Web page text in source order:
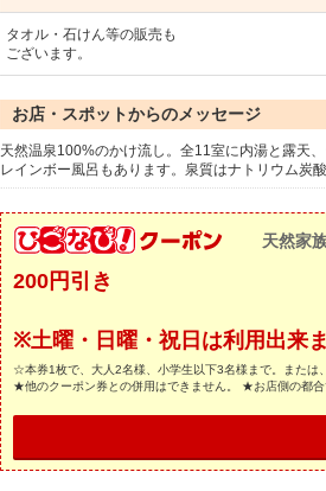
タオル・石けん等の販売も
ございます。
お店・スポットからのメッセージ
天然温泉100%のかけ流し。全11室に内湯と露天
レインボー風呂もあります。泉質はナトリウム炭
天然家
200円引き
※土曜・日曜・祝日は利用出来
☆本券1枚で、大人2名様、小学生以下3名様まで。または
★他のクーポン券との併用はできません。 ★お店側の都合